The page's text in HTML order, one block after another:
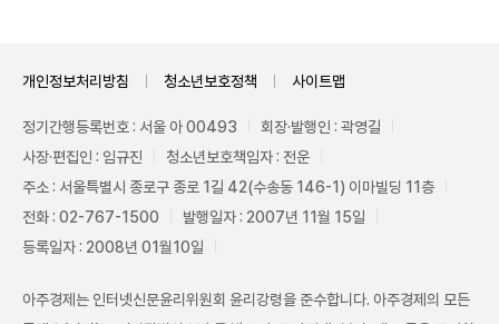
개인정보처리방침 청소년보호정책 사이트맵
정기간행등록번호 : 서울 아 00493
회장·발행인 : 곽영길
사장·편집인 : 임규진
청소년보호책임자 : 전운
주소 : 서울특별시 종로구 종로 1길 42(수송동 146-1) 이마빌딩 11층
전화 : 02-767-1500
발행일자 : 2007년 11월 15일
등록일자 : 2008년 01월10일
아주경제는 인터넷신문윤리위원회 윤리강령을 준수합니다. 아주경제의 모든